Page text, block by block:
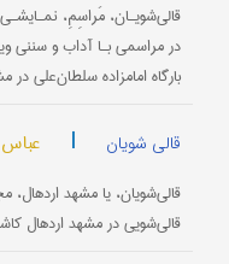
قالی‌شویـان، مَراسِمِ،
در مراسمی بـا آداب و سننی
بارگاه امامزاده سلطان‌علی در
قالی شویان | عباس
قالی‌شویان، یا مشهد
قالی‌شویی در مشهد اردهال